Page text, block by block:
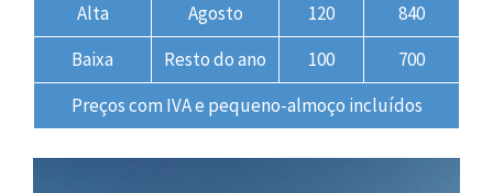
Alta Agosto 120
840
Baixa
Resto do ano 100
700
Preços com IVA e pequeno-almoço incluídos